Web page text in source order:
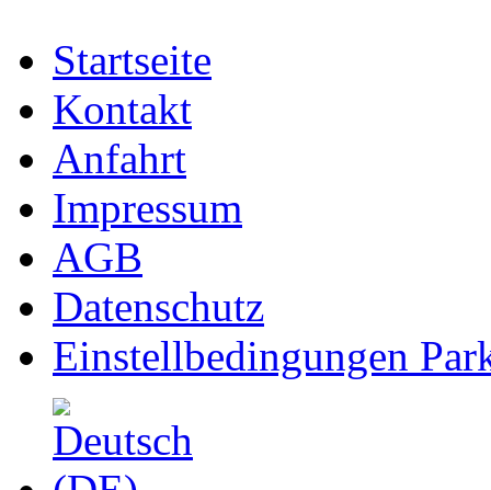
Startseite
Kontakt
Anfahrt
Impressum
AGB
Datenschutz
Einstellbedingungen